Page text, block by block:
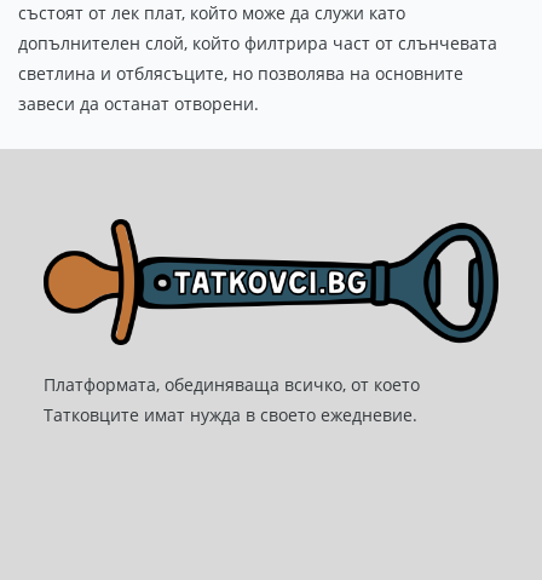
състоят от лек плат, който може да служи като
допълнителен слой, който филтрира част от слънчевата
светлина и отблясъците, но позволява на основните
завеси да останат отворени.
Платформата, обединяваща всичко, от което
Татковците имат нужда в своето ежедневие.